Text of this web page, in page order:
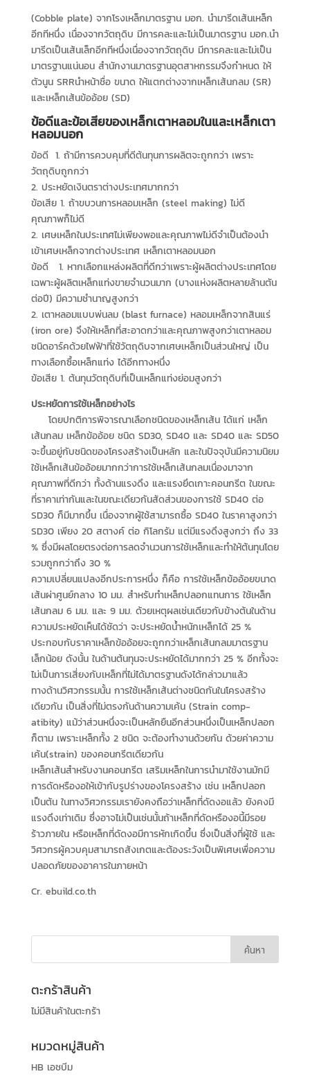
(Cobble plate) จากโรงเหล็กมาตรฐาน มอก. นำมารีดเส้นเหล็ก
อีกทีหนึ่ง เนื่องจากวัตถุดิบ มีการคละและไม่เป็นมาตรฐาน มอก.นำ
มารีดเป็นเส้นเล็กอีกทีหนึ่งเนื่องจากวัตถุดิบ มีการคละและไม่เป็น
มาตรฐานแน่นอน สำนักงานมาตรฐานอุตสาหกรรมจึงกำหนด ให้
ตัวนูน SRRนำหน้าชื่อ ขนาด ให้แตกต่างจากเหล็กเส้นกลม (SR)
และเหล็กเส้นข้ออ้อย (SD)
ข้อดีและข้อเสียของเหล็กเตาหลอมในและเหล็กเตา
หลอมนอก
ข้อดี 1. ถ้ามีการควบคุมที่ดีต้นทุนการผลิตจะถูกกว่า เพราะ
วัตถุดิบถูกกว่า
2. ประหยัดเงินตราต่างประเทศมากกว่า
ข้อเสีย 1. ถ้าขบวนการหลอมเหล็ก (steel making) ไม่ดี
คุณภาพก็ไม่ดี
2. เศษเหล็กในประเทศไม่เพียงพอและคุณภาพไม่ดีจำเป็นต้องนำ
เข้าเศษเหล็กจากต่างประเทศ เหล็กเตาหลอมนอก
ข้อดี 1. หากเลือกแหล่งผลิตที่ดีกว่าเพราะผู้ผลิตต่างประเทศโดย
เฉพาะผู้ผลิตเหล็กแท่งขายจำนวนมาก (บางแห่งผลิตหลายล้านตัน
ต่อปี) มีความชำนาญสูงกว่า
2. เตาหลอมแบบพ่นลม (blast furnace) หลอมเหล็กจากสินแร่
(iron ore) จึงให้เหล็กที่สะอาดกว่าและคุณภาพสูงกว่าเตาหลอม
ชนิดอาร์คด้วยไฟฟ้าที่ใช้วัตถุดิบจากเศษเหล็กเป็นส่วนใหญ่ เป็น
ทางเลือกซื้อเหล็กแท่ง ได้อีกทางหนึ่ง
ข้อเสีย 1. ต้นทุนวัตถุดิบที่เป็นเหล็กแท่งย่อมสูงกว่า
ประหยัดการใช้เหล็กอย่างไร
โดยปกติการพิจารณาเลือกชนิดของเหล็กเส้น ได้แก่ เหล็ก
เส้นกลม เหล็กข้ออ้อย ชนิด SD30, SD40 และ SD40 และ SD50
จะขึ้นอยู่กับชนิดของโครงสร้างเป็นหลัก และในปัจจุบันมีความนิยม
ใช้เหล็กเส้นข้ออ้อยมากกว่าการใช้เหล็กเส้นกลมเนื่องมาจาก
คุณภาพที่ดีกว่า ทั้งด้านแรงดึง และแรงยึดเกาะคอนกรีต ในขณะ
ที่ราคาเท่ากันและในขณะเดียวกันสัดส่วนของการใช้ SD40 ต่อ
SD30 ก็มีมากขึ้น เนื่องจากผู้ใช้สามารถซื้อ SD40 ในราคาสูงกว่า
SD30 เพียง 20 สตางค์ ต่อ กิโลกรัม แต่มีแรงดึงสูงกว่า ถึง 33
% ซึ่งมีผลโดยตรงต่อการลดจำนวนการใช้เหล็กและทำให้ต้นทุนโดย
รวมถูกกว่าถึง 30 %
ความเปลี่ยนแปลงอีกประการหนึ่ง ก็คือ การใช้เหล็กข้ออ้อยขนาด
เส้นผ่าศูนย์กลาง 10 มม. สำหรับทำเหล็กปลอกแทนการ ใช้เหล็ก
เส้นกลม 6 มม. และ 9 มม. ด้วยเหตุผลเช่นเดียวกับข้างต้นในด้าน
ความประหยัดเห็นได้ชัดว่า จะประหยัดน้ำหนักเหล็กได้ 25 %
ประกอบกับราคาเหล็กข้ออ้อยจะถูกกว่าเหล็กเส้นกลมมาตรฐาน
เล็กน้อย ดังนั้น ในด้านต้นทุนจะประหยัดได้มากกว่า 25 % อีกทั้งจะ
ไม่เป็นการเสี่ยงกับเหล็กที่ไม่ได้มาตรฐานดังได้กล่าวมาแล้ว
ทางด้านวิศวกรรมนั้น การใช้เหล็กเส้นต่างชนิดกันในโครงสร้าง
เดียวกัน เป็นสิ่งที่ไม่ตรงกันด้านความเค้น (Strain comp-
atibity) แม้ว่าส่วนหนึ่งจะเป็นหลักยืนอีกส่วนหนึ่งเป็นเหล็กปลอก
ก็ตาม เพราะเหล็กทั้ง 2 ชนิด จะต้องทำงานด้วยกัน ด้วยค่าความ
เค้น(strain) ของคอนกรีตเดียวกัน
เหล็กเส้นสำหรับงานคอนกรีต เสริมเหล็กในการนำมาใช้งานมักมี
การดัดหรืองอให้เข้ากับรูปร่างของโครงสร้าง เช่น เหล็กปลอก
เป็นต้น ในทางวิศวกรรมเรายังคงถือว่าเหล็กที่ดัดงอแล้ว ยังคงมี
แรงดึงเท่าเดิม ซึ่งอาจไม่เป็นเช่นนั้นถ้าเหล็กที่ดัดหรืองอนี้มีรอย
ร้าวภายใน หรือเหล็กที่ดัดงอมีการหักเกิดขึ้น ซึ่งเป็นสิ่งที่ผู้ใช้ และ
วิศวกรผู้ควบคุมสามารถสังเกตและต้องระวังเป็นพิเศษเพื่อความ
ปลอดภัยของอาคารในภายหน้า
Cr. ebuild.co.th
ตะกร้าสินค้า
ไม่มีสินค้าในตะกร้า
หมวดหมู่สินค้า
HB เอชบีม